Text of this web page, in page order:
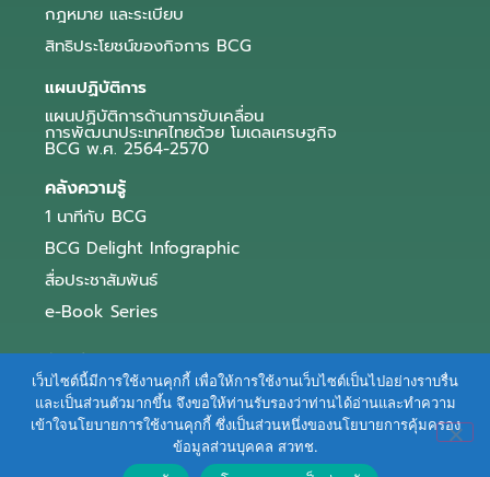
กฎหมาย และระเบียบ
สิทธิประโยชน์ของกิจการ BCG
แผนปฏิบัติการ
แผนปฏิบัติการด้านการขับเคลื่อน
การพัฒนาประเทศไทยด้วย โมเดลเศรษฐกิจ
BCG พ.ศ. 2564-2570
คลังความรู้
1 นาทีกับ BCG
BCG Delight Infographic
สื่อประชาสัมพันธ์
e-Book Series
ตัวอย่างธุรกิจ BCG
ข่าวและบทความ
Terms of Service|Personal Data Protection Policy
เว็บไซต์นี้มีการใช้งานคุกกี้ เพื่อให้การใช้งานเว็บไซต์เป็นไปอย่างราบรื่น
และเป็นส่วนตัวมากขึ้น จึงขอให้ท่านรับรองว่าท่านได้อ่านและทำความ
เข้าใจนโยบายการใช้งานคุกกี้ ซึ่งเป็นส่วนหนึ่งของนโยบายการคุ้มครอง
ข้อมูลส่วนบุคคล สวทช.